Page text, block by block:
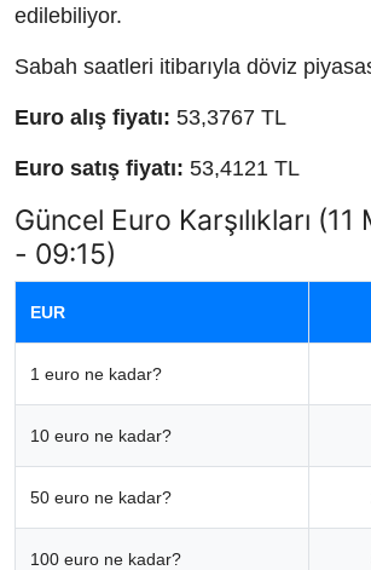
edilebiliyor.
Sabah saatleri itibarıyla döviz
Euro alış fiyatı: 53,3767 TL
Euro satış fiyatı: 53,4121 TL
Güncel Euro Karşılıkları (11
- 09:15)
EUR
1 euro ne kadar?
10 euro ne kadar?
50 euro ne kadar?
100 euro ne kadar?